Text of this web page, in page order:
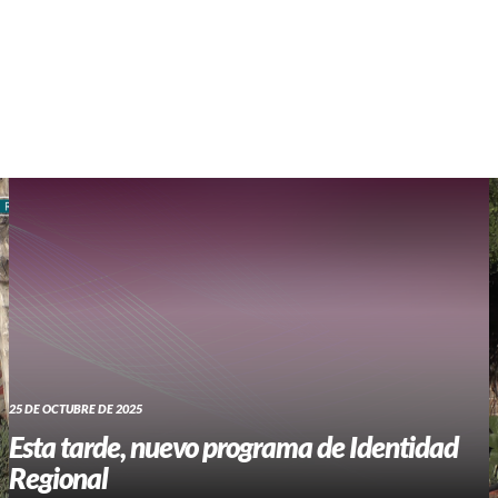
25 DE OCTUBRE DE 2025
Esta tarde, nuevo programa de Identidad
Regional